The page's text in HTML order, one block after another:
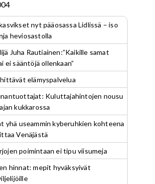
nyt pääosassa Lidlissä – iso
heviosastolla
Juha Rautiainen:”Kaikille samat
ei sääntöjä ollenkaan”
elämyspalvelua
Kuluttajahintojen nousu
kukkarossa
yhä useammin kyberuhkien kohteena
Venäjästä
poimintaan ei tipu viisumeja
hinnat: mepit hyväksyivät